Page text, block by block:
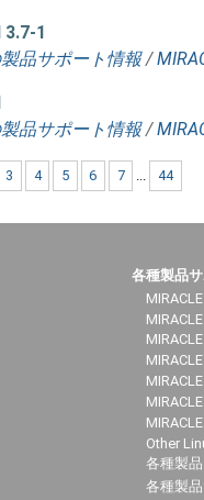
1
品サポート情報 /
品サポート情報 /
3 4 5 6 7 ... 44
各種製品
Other
各種製
各種製品